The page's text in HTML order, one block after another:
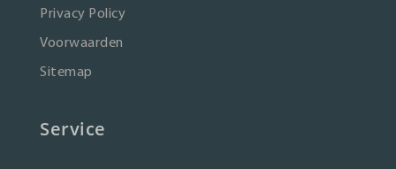
Privacy Policy
Voorwaarden
Sitemap
Service